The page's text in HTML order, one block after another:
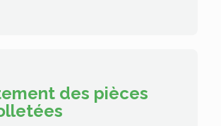
des pièces